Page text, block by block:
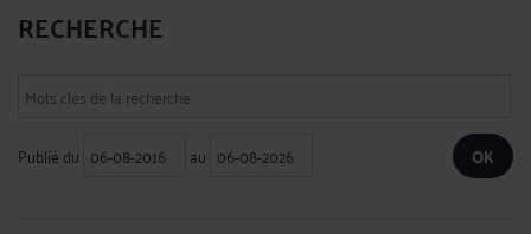
RECHERCHE
Publié du au